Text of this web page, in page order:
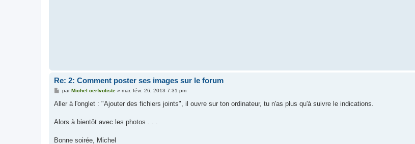
Re: 2: Comment poster ses images sur le forum
M
s
g
parMichel cerfvoliste» mar. févr. 26, 2013 7:31 pm
Aller à l'onglet : "Ajouter des fichiers joints", il ouvre sur ton ordinateur, tu n'as plus qu'à suivre le indications.
Alors à bientôt avec les photos . . .
Bonne soirée, Michel